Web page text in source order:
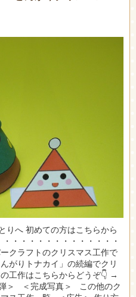
りへ 初めての方はこちらから
・・・・・・・・・・・・・
フトのクリスマス工作で
がりトナカイ」の続編でクリ
工作はこちらからどうぞ👇 →
＞ ＜完成写真＞ この他のク